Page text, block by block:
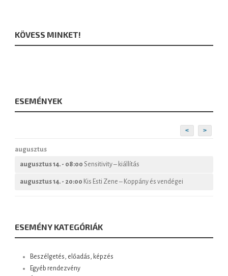
KÖVESS MINKET!
ESEMÉNYEK
< >
augusztus
augusztus 14. - 08:00 Sensitivity – kiállítás
augusztus 14. - 20:00 Kis Esti Zene – Koppány és vendégei
ESEMÉNY KATEGÓRIÁK
Beszélgetés, előadás, képzés
Egyéb rendezvény